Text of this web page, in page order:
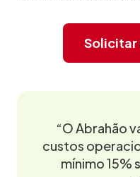
“O Abrahão
custos
mínimo 15%